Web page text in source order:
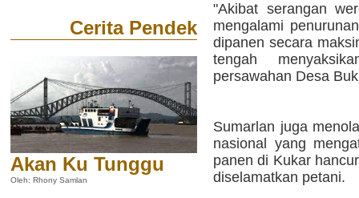
Cerita Pendek
Akan Ku Tunggu
Oleh: Rhony Samlan
"Akibat serangan
mengalami
dipanen secara
tengah
persawahan Desa
Sumarlan juga
nasional yang
panen di Kukar
diselamatkan petani.